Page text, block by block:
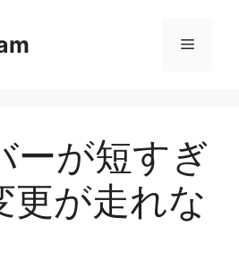
メ
ュ
ー
ーが短すぎ
更が走れな